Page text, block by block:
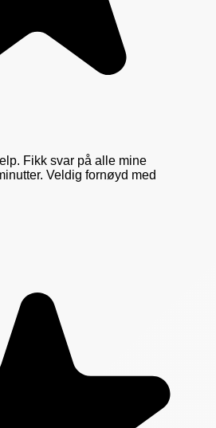
Fikk svar på alle mine
Veldig fornøyd med